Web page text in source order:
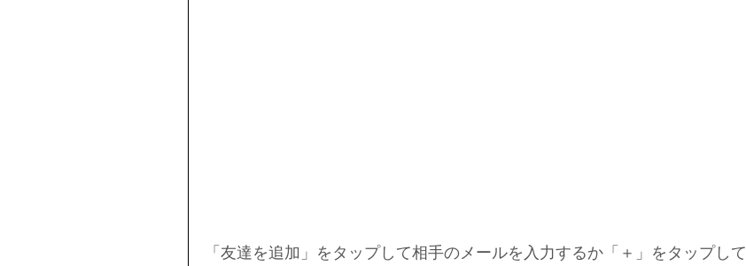
「友達を追加」をタップして相手のメールを入力するか「＋」をタップして